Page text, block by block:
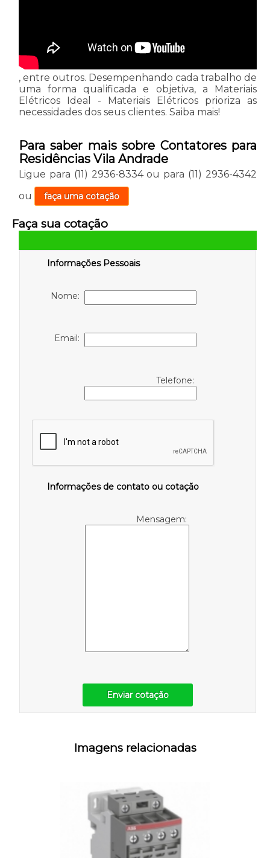
, entre outros. Desempenhando cada trabalho de
uma forma qualificada e objetiva, a Materiais
Elétricos Ideal - Materiais Elétricos prioriza as
necessidades dos seus clientes. Saiba mais!
Para saber mais sobre Contatores para
Residências Vila Andrade
Ligue para (11) 2936-8334ou para (11) 2936-4342
ou
faça uma cotação
Faça sua cotação
Informações Pessoais
Nome:
Email:
Telefone:
Informações de contato ou cotação
Mensagem:
Enviar cotação
Imagens relacionadas